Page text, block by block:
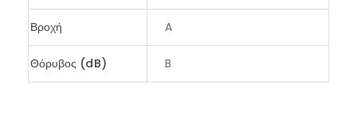
Βροχή A
Θόρυβος (dB) B